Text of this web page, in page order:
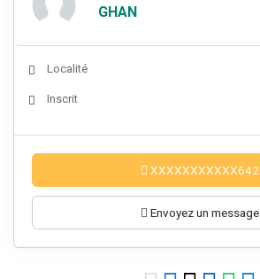
GHAN
Localité
Inscrit
XXXXXXXXXXX642
Envoyez un message